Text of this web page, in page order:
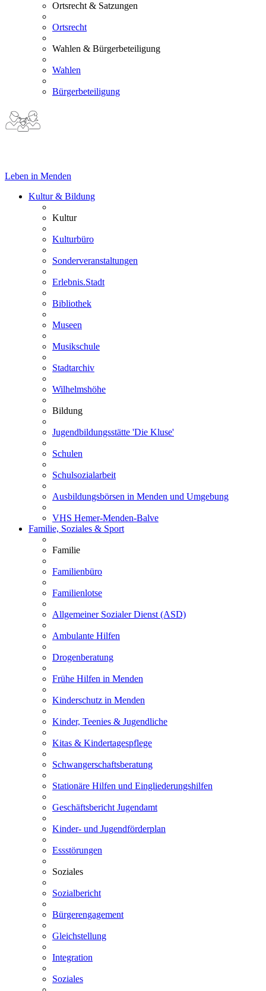
Ortsrecht & Satzungen
Ortsrecht
Wahlen & Bürgerbeteiligung
Wahlen
Bürgerbeteiligung
Leben in Menden
Kultur & Bildung
Kultur
Kulturbüro
Sonderveranstaltungen
Erlebnis.Stadt
Bibliothek
Museen
Musikschule
Stadtarchiv
Wilhelmshöhe
Bildung
Jugendbildungsstätte 'Die Kluse'
Schulen
Schulsozialarbeit
Ausbildungsbörsen in Menden und Umgebung
VHS Hemer-Menden-Balve
Familie, Soziales & Sport
Familie
Familienbüro
Familienlotse
Allgemeiner Sozialer Dienst (ASD)
Ambulante Hilfen
Drogenberatung
Frühe Hilfen in Menden
Kinderschutz in Menden
Kinder, Teenies & Jugendliche
Kitas & Kindertagespflege
Schwangerschaftsberatung
Stationäre Hilfen und Eingliederungshilfen
Geschäftsbericht Jugendamt
Kinder- und Jugendförderplan
Essstörungen
Soziales
Sozialbericht
Bürgerengagement
Gleichstellung
Integration
Soziales